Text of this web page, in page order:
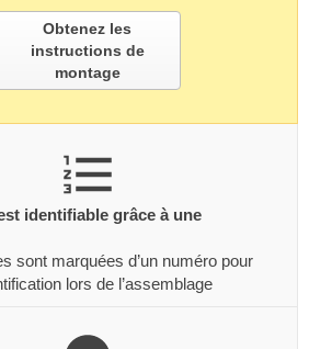
Obtenez les
instructions de
montage
identifiable grâce à une
sont marquées d’un numéro pour
lors de l’assemblage